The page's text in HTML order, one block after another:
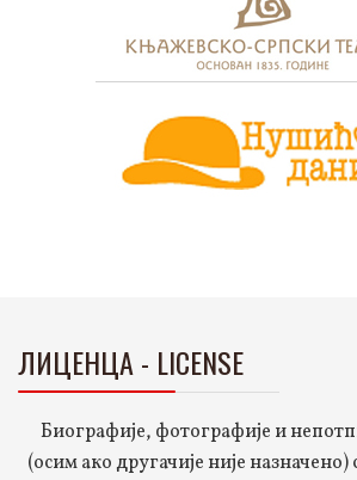
ЛИЦЕНЦА - LICENSE
Биографије, фотографије и
(осим ако другачије није